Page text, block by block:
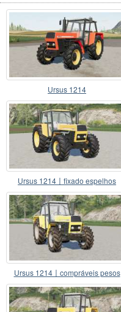
Ursus 1214
Ursus 1214〡fixado espelhos
Ursus 1214〡compráveis pesos
frontais